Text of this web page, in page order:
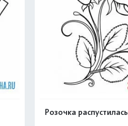
Розочка распустилась